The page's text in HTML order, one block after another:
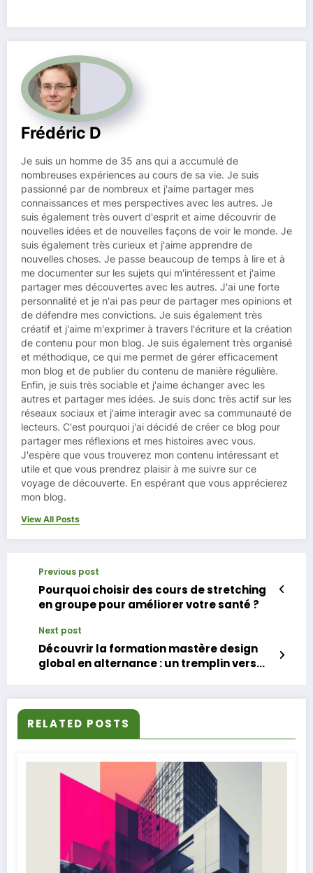
Frédéric D
Je suis un homme de 35 ans qui a accumulé de
nombreuses expériences au cours de sa vie. Je suis
passionné par de nombreux et j'aime partager mes
connaissances et mes perspectives avec les autres. Je
suis également très ouvert d'esprit et aime découvrir de
nouvelles idées et de nouvelles façons de voir le monde. Je
suis également très curieux et j'aime apprendre de
nouvelles choses. Je passe beaucoup de temps à lire et à
me documenter sur les sujets qui m'intéressent et j'aime
partager mes découvertes avec les autres. J'ai une forte
personnalité et je n'ai pas peur de partager mes opinions et
de défendre mes convictions. Je suis également très
créatif et j'aime m'exprimer à travers l'écriture et la création
de contenu pour mon blog. Je suis également très organisé
et méthodique, ce qui me permet de gérer efficacement
mon blog et de publier du contenu de manière régulière.
Enfin, je suis très sociable et j'aime échanger avec les
autres et partager mes idées. Je suis donc très actif sur les
réseaux sociaux et j'aime interagir avec sa communauté de
lecteurs. C'est pourquoi j'ai décidé de créer ce blog pour
partager mes réflexions et mes histoires avec vous.
J'espère que vous trouverez mon contenu intéressant et
utile et que vous prendrez plaisir à me suivre sur ce
voyage de découverte. En espérant que vous apprécierez
mon blog.
View All Posts
Previous post
Pourquoi choisir des cours de stretching
en groupe pour améliorer votre santé ?
Next post
Découvrir la formation mastère design
global en alternance : un tremplin vers
RELATED POSTS